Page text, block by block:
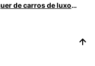
Aluguer de carros de luxo no Porto – Veículos premium da Europcar